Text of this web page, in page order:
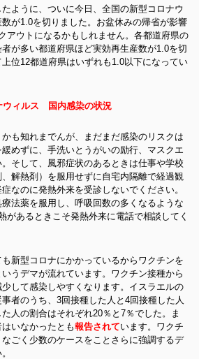
ように、ついに今日、全国の新型コロナウ
が1.0を切りました。お盆休みの帰省が影響
アウトになるかもしれません。各都道府県の
が多い都道府県ほど実効再生産数が1.0を切
位12都道府県はいずれも1.0以下になってい
ウィルス 国内感染の状況
も知れまでんが、まだまだ感染のリスクは
めずに、手洗いとうがいの励行、マスクエ
そして、風邪症状のあるときは仕事や学校
解熱剤）を服用せずに自宅内隔離で経過観
なのに発熱外来を受診しないでください。
法薬を服用し、呼吸回数の多くなるような
があるときこそ発熱外来に電話で相談してく
新型コロナにかかっているからワクチンを
うデマが流れています。ワクチン接種から
して感染しやすくなります。イスラエルの
者のうち、3回接種した人と4回接種した人
人の割合はそれぞれ20％と7％でした。ま
いなかったとも報告されています。ワクチ
ごく少数のケースをことさらに強調するデ